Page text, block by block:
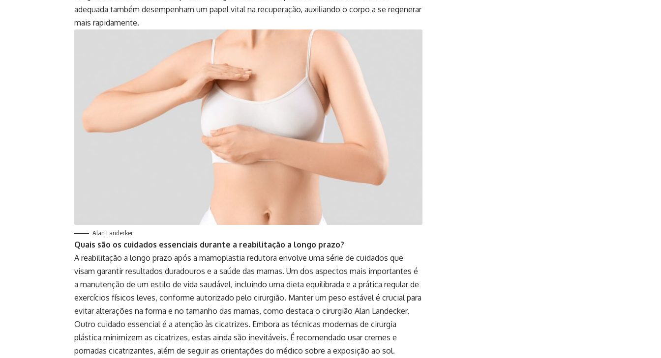
adequada também desempenham um papel vital na recuperação, auxiliando o corpo a se regenerar
mais rapidamente.
Alan Landecker
Quais são os cuidados essenciais durante a reabilitação a longo prazo?
A reabilitação a longo prazo após a mamoplastia redutora envolve uma série de cuidados que
visam garantir resultados duradouros e a saúde das mamas. Um dos aspectos mais importantes é
a manutenção de um estilo de vida saudável, incluindo uma dieta equilibrada e a prática regular de
exercícios físicos leves, conforme autorizado pelo cirurgião. Manter um peso estável é crucial para
evitar alterações na forma e no tamanho das mamas, como destaca o cirurgião Alan Landecker.
Outro cuidado essencial é a atenção às cicatrizes. Embora as técnicas modernas de cirurgia
plástica minimizem as cicatrizes, estas ainda são inevitáveis. É recomendado usar cremes e
pomadas cicatrizantes, além de seguir as orientações do médico sobre a exposição ao sol.